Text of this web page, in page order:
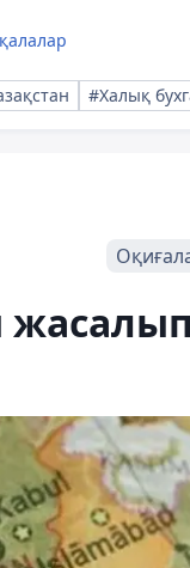
#Халық